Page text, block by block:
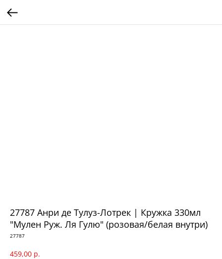
27787 Анри де Тулуз-Лотрек | Кружка 330мл
"Мулен Руж. Ля Гулю" (розовая/белая внутри)
27787
459,00 р.